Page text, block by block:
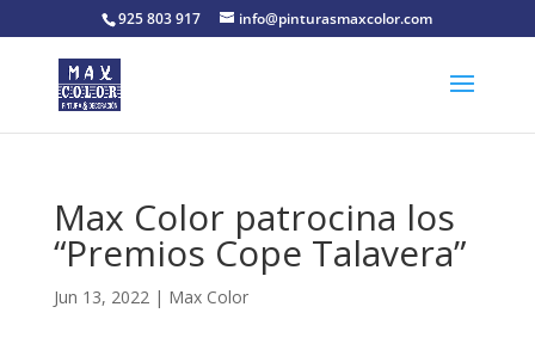
925 803 917 info@pinturasmaxcolor.com
Max Color patrocina los
“Premios Cope Talavera”
Jun 13, 2022| Max Color